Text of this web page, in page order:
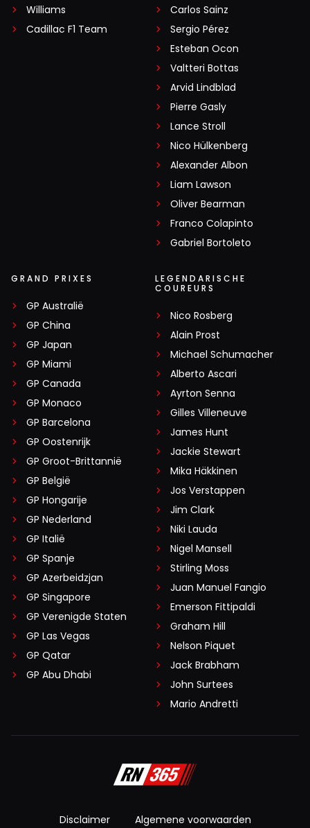
Williams
Cadillac F1 Team
Carlos Sainz
Sergio Pérez
Esteban Ocon
Valtteri Bottas
Arvid Lindblad
Pierre Gasly
Lance Stroll
Nico Hülkenberg
Alexander Albon
Liam Lawson
Oliver Bearman
Franco Colapinto
Gabriel Bortoleto
GRAND PRIXES
GP Australië
GP China
GP Japan
GP Miami
GP Canada
GP Monaco
GP Barcelona
GP Oostenrijk
GP Groot-Brittannië
GP België
GP Hongarije
GP Nederland
GP Italië
GP Spanje
GP Azerbeidzjan
GP Singapore
GP Verenigde Staten
GP Las Vegas
GP Qatar
GP Abu Dhabi
LEGENDARISCHE
COUREURS
Nico Rosberg
Alain Prost
Michael Schumacher
Alberto Ascari
Ayrton Senna
Gilles Villeneuve
James Hunt
Jackie Stewart
Mika Häkkinen
Jos Verstappen
Jim Clark
Niki Lauda
Nigel Mansell
Stirling Moss
Juan Manuel Fangio
Emerson Fittipaldi
Graham Hill
Nelson Piquet
Jack Brabham
John Surtees
Mario Andretti
Disclaimer
Algemene voorwaarden